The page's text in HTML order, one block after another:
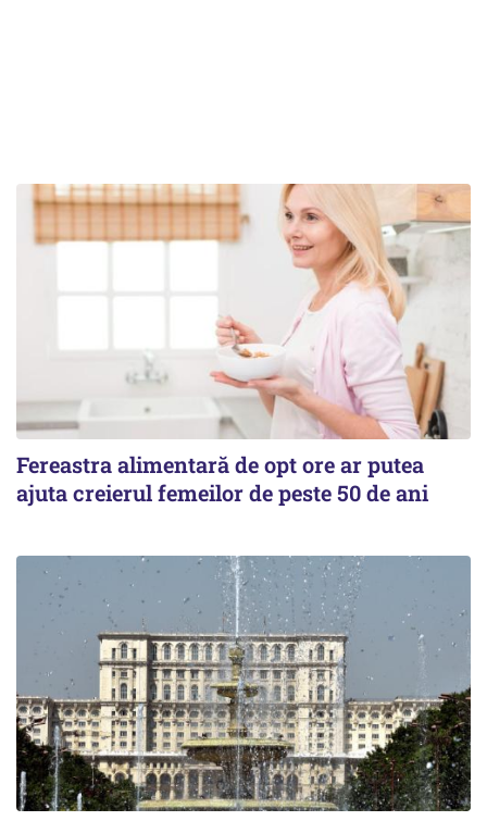
Fereastra alimentară de opt ore ar putea
ajuta creierul femeilor de peste 50 de ani